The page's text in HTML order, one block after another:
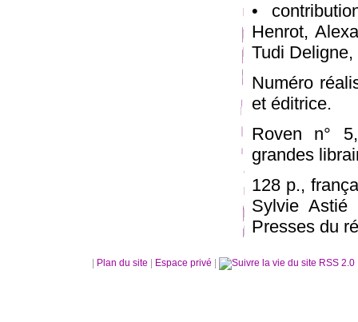
•
Henrot,
Tudi
Numéro
et éditrice.
Roven n°
grandes
128 p.,
Sylvie
Presses du
Plan du site Espace privé RSS 2.0